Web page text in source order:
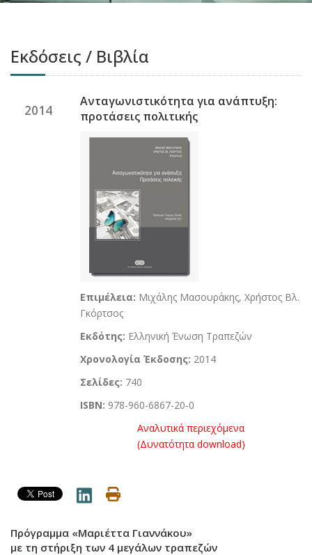
Εκδόσεις / Βιβλία
2014
Ανταγωνιστικότητα για ανάπτυξη:
προτάσεις πολιτικής
Επιμέλεια: Μιχάλης Μασουράκης, Χρήστος Βλ.
Γκόρτσος
Εκδότης: Ελληνική Ένωση Τραπεζών
Χρονολογία Έκδοσης: 2014
Σελίδες: 740
ISBN: 978-960-6867-20-0
Αναλυτικά περιεχόμενα
(Δυνατότητα download)
Πρόγραμμα «Μαριέττα Γιαννάκου»
με τη στήριξη των 4 μεγάλων τραπεζών